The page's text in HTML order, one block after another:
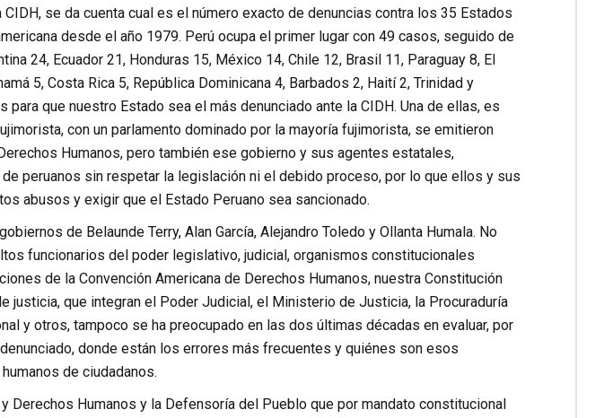
se da cuenta cual es el número exacto de denuncias contra los 35 Estados
desde el año 1979. Perú ocupa el primer lugar con 49 casos, seguido de
24, Ecuador 21, Honduras 15, México 14, Chile 12, Brasil 11, Paraguay 8, El
5, Costa Rica 5, República Dominicana 4, Barbados 2, Haití 2, Trinidad y
para que nuestro Estado sea el más denunciado ante la CIDH. Una de ellas, es
con un parlamento dominado por la mayoría fujimorista, se emitieron
Humanos, pero también ese gobierno y sus agentes estatales,
peruanos sin respetar la legislación ni el debido proceso, por lo que ellos y sus
abusos y exigir que el Estado Peruano sea sancionado.
de Belaunde Terry, Alan García, Alejandro Toledo y Ollanta Humala. No
funcionarios del poder legislativo, judicial, organismos constitucionales
de la Convención Americana de Derechos Humanos, nuestra Constitución
justicia, que integran el Poder Judicial, el Ministerio de Justicia, la Procuraduría
y otros, tampoco se ha preocupado en las dos últimas décadas en evaluar, por
donde están los errores más frecuentes y quiénes son esos
de ciudadanos.
Derechos Humanos y la Defensoría del Pueblo que por mandato constitucional